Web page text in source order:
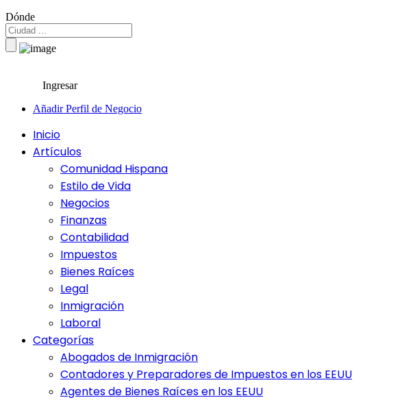
Dónde
Ingresar
Añadir Perfil de Negocio
Inicio
Artículos
Comunidad Hispana
Estilo de Vida
Negocios
Finanzas
Contabilidad
Impuestos
Bienes Raíces
Legal
Inmigración
Laboral
Categorías
Abogados de Inmigración
Contadores y Preparadores de Impuestos en los EEUU
Agentes de Bienes Raíces en los EEUU